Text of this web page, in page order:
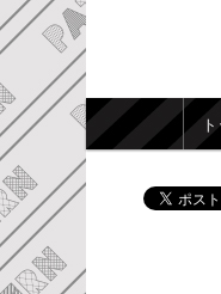
メインメニュー